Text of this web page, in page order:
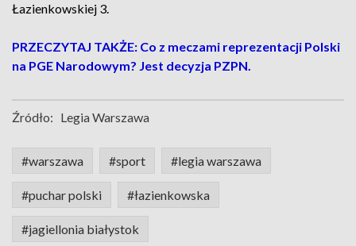
Łazienkowskiej 3.
PRZECZYTAJ TAKŻE: Co z meczami reprezentacji Polski
na PGE Narodowym? Jest decyzja PZPN.
Źródło: Legia Warszawa
#warszawa #sport #legia warszawa
#puchar polski #łazienkowska
#jagiellonia białystok